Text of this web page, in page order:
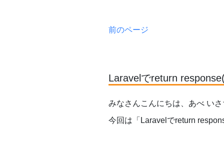
前のページ
Laravelでreturn
みなさんこんにちは、あべ い
今回は「Laravelでreturn